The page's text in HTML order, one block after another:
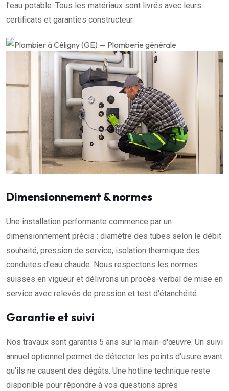
l'eau potable. Tous les matériaux sont livrés avec leurs
certificats et garanties constructeur.
Dimensionnement & normes
Une installation performante commence par un
dimensionnement précis : diamètre des tubes selon le débit
souhaité, pression de service, isolation thermique des
conduites d'eau chaude. Nous respectons les normes
suisses en vigueur et délivrons un procès-verbal de mise en
service avec relevés de pression et test d'étanchéité.
Garantie et suivi
Nos travaux sont garantis 5 ans sur la main-d'œuvre. Un suivi
annuel optionnel permet de détecter les points d'usure avant
qu'ils ne causent des dégâts. Une hotline technique reste
disponible pour répondre à vos questions après